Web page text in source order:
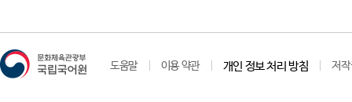
도움말 이용 약관 개인 정보 처리 방침 저